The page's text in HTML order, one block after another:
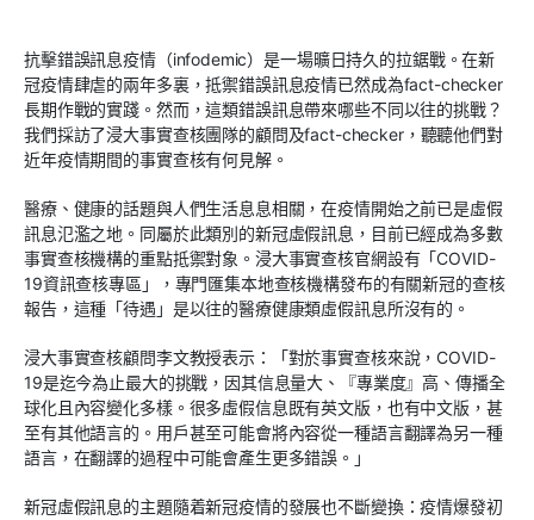
抗擊錯誤訊息疫情（infodemic）是一場曠日持久的拉鋸戰。在新
冠疫情肆虐的兩年多裏，抵禦錯誤訊息疫情已然成為fact-checker
長期作戰的實踐。然而，這類錯誤訊息帶來哪些不同以往的挑戰？
我們採訪了浸大事實查核團隊的顧問及fact-checker，聽聽他們對
近年疫情期間的事實查核有何見解。
醫療、健康的話題與人們生活息息相關，在疫情開始之前已是虛假
訊息氾濫之地。同屬於此類別的新冠虛假訊息，目前已經成為多數
事實查核機構的重點抵禦對象。浸大事實查核官網設有「COVID-
19資訊查核專區」，專門匯集本地查核機構發布的有關新冠的查核
報告，這種「待遇」是以往的醫療健康類虛假訊息所沒有的。
浸大事實查核顧問李文教授表示：「對於事實查核來說，COVID-
19是迄今為止最大的挑戰，因其信息量大、『專業度』高、傳播全
球化且內容變化多樣。很多虛假信息既有英文版，也有中文版，甚
至有其他語言的。用戶甚至可能會將內容從一種語言翻譯為另一種
語言，在翻譯的過程中可能會產生更多錯誤。」
新冠虛假訊息的主題隨着新冠疫情的發展也不斷變換：疫情爆發初